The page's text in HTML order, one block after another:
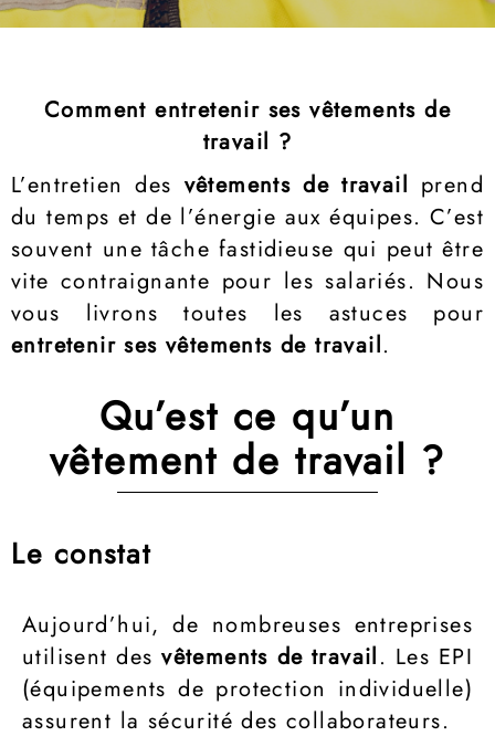
Comment entretenir ses vêtements de
travail ?
L’entretien des vêtements de travail prend
du temps et de l’énergie aux équipes. C’est
souvent une tâche fastidieuse qui peut être
vite contraignante pour les salariés. Nous
vous livrons toutes les astuces pour
entretenir ses vêtements de travail.
Qu’est ce qu’un
vêtement de travail ?
Le constat
Aujourd’hui, de nombreuses entreprises
utilisent desvêtements de travail. Les EPI
(équipements de protection individuelle)
assurent la sécurité des collaborateurs.